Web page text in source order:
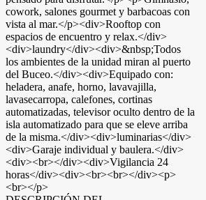
cowork, salones gourmet y barbacoas con
vista al mar.</p><div>Rooftop con
espacios de encuentro y relax.</div>
<div>laundry</div><div>&nbsp;Todos
los ambientes de la unidad miran al puerto
del Buceo.</div><div>Equipado con:
heladera, anafe, horno, lavavajilla,
lavasecarropa, calefones, cortinas
automatizadas, televisor oculto dentro de la
isla automatizado para que se eleve arriba
de la misma.</div><div>luminarias</div>
<div>Garaje individual y baulera.</div>
<div><br></div><div>Vigilancia 24
horas</div><div><br><br></div><p>
<br></p>